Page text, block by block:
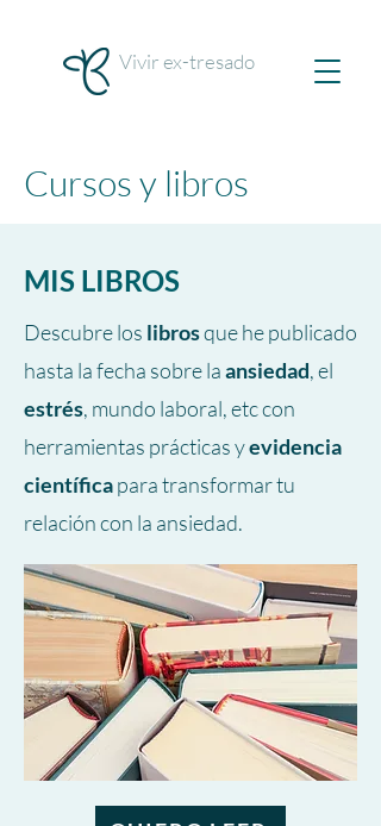
Vivir ex-tresado
Cursos y libros
MIS LIBROS
Descubre los librosque he publicado
hasta la fecha sobre laansiedad, el
estrés, mundo laboral, etc con
herramientas prácticas yevidencia
científicapara transformar tu
relación con la ansiedad.